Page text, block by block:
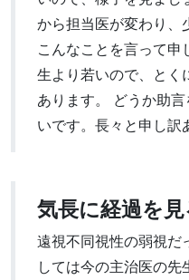
から担当医が変わり、
こんなことを言って
生より若いので、とく
あります。 どうか助
いです。長々と申し訳
気長に経過を見
遠視不同視性の弱視だ
しては今の主治医の